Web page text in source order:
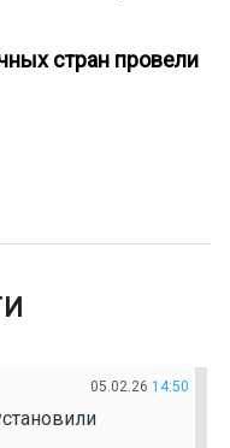
стран провели
05.02.26 14:50